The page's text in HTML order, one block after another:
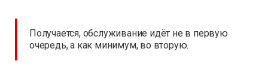
Получается, обслуживание идёт не в первую
очередь, а как минимум, во вторую.